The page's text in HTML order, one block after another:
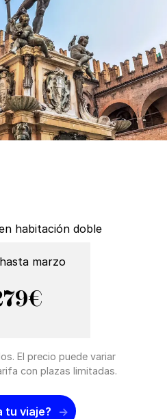
habitación doble
marzo
El precio puede variar
con plazas limitadas.
tu viaje?